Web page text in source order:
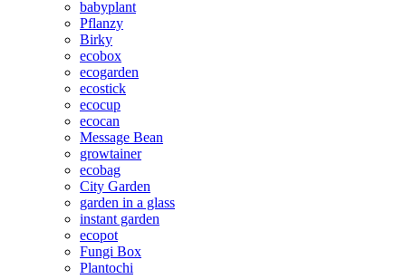
babyplant
Pflanzy
Birky
ecobox
ecogarden
ecostick
ecocup
ecocan
Message Bean
growtainer
ecobag
City Garden
garden in a glass
instant garden
ecopot
Fungi Box
Plantochi